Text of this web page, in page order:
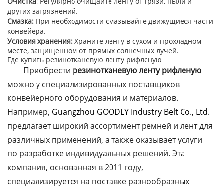
других загрязнений.
Смазка: При необходимости смазывайте движущиеся части
конвейера.
Условия хранения: Храните ленту в сухом и прохладном
месте, защищенном от прямых солнечных лучей.
Где купить резинотканевую ленту рифленую
Приобрести резинотканевую ленту рифленую
можно у специализированных поставщиков
конвейерного оборудования и материалов.
Например, Guangzhou GOODLY Industry Belt Co., Ltd.
предлагает широкий ассортимент ремней и лент для
различных применений, а также оказывает услуги
по разработке индивидуальных решений. Эта
компания, основанная в 2011 году,
специализируется на поставке разнообразных